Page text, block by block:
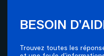
BESOIN
Trouvez toutes les